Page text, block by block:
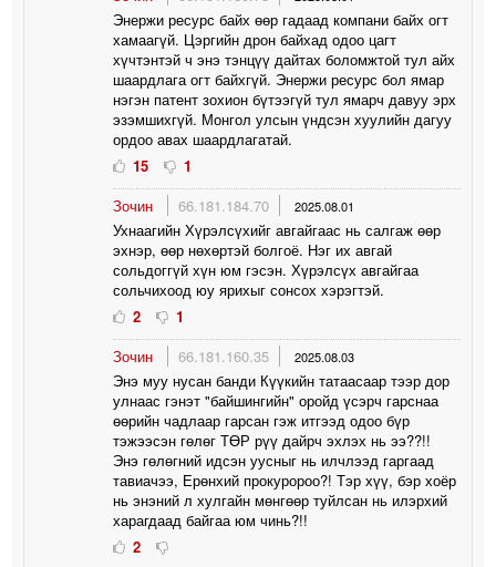
Энержи ресурс байх өөр гадаад компани байх огт
хамаагүй. Цэргийн дрон байхад одоо цагт
хүчтэнтэй ч энэ тэнцүү дайтах боломжтой тул айх
шаардлага огт байхгүй. Энержи ресурс бол ямар
нэгэн патент зохион бүтээгүй тул ямарч давуу эрх
эзэмшихгүй. Монгол улсын үндсэн хуулийн дагуу
ордоо авах шаардлагатай.
15
1
Зочин
66.181.184.70 2025.08.01
Ухнаагийн Хүрэлсүхийг авгайгаас нь салгаж өөр
эхнэр, өөр нөхөртэй болгоё. Нэг их авгай
сольдоггүй хүн юм гэсэн. Хүрэлсүх авгайгаа
сольчихоод юу ярихыг сонсох хэрэгтэй.
2
1
Зочин
66.181.160.35 2025.08.03
Энэ муу нусан банди Күүкийн татаасаар тээр дор
улнаас гэнэт "байшингийн" оройд үсэрч гарснаа
өөрийн чадлаар гарсан гэж итгээд одоо бүр
тэжээсэн гөлөг ТӨР рүү дайрч эхлэх нь ээ??!!
Энэ гөлөгний идсэн уусныг нь илчлээд гаргаад
тавиачээ, Ерөнхий прокуророо?! Тэр хүү, бэр хоёр
нь энэний л хулгайн мөнгөөр туйлсан нь илэрхий
харагдаад байгаа юм чинь?!!
2